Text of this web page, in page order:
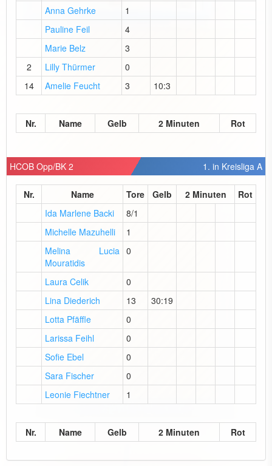
Anna Gehrke
1
Pauline Feil
4
Marie Belz
3
2
Lilly Thürmer
0
14
Amelie Feucht 3 10:3
Nr. Name Gelb 2 Minuten Rot
HCOB Opp/BK 2 1. in Kreisliga A
Nr. Name Tore Gelb 2 Minuten
Rot
Ida Marlene Backi
8/1
Michelle Mazuhelli
1
Melina Lucia
Mouratidis
0
Laura Celik
0
Lina Diederich
13
30:19
Lotta Pfäffle
0
Larissa Feihl
0
Sofie Ebel
0
Sara Fischer
0
Leonie Fiechtner
1
Nr. Name Gelb 2 Minuten Rot